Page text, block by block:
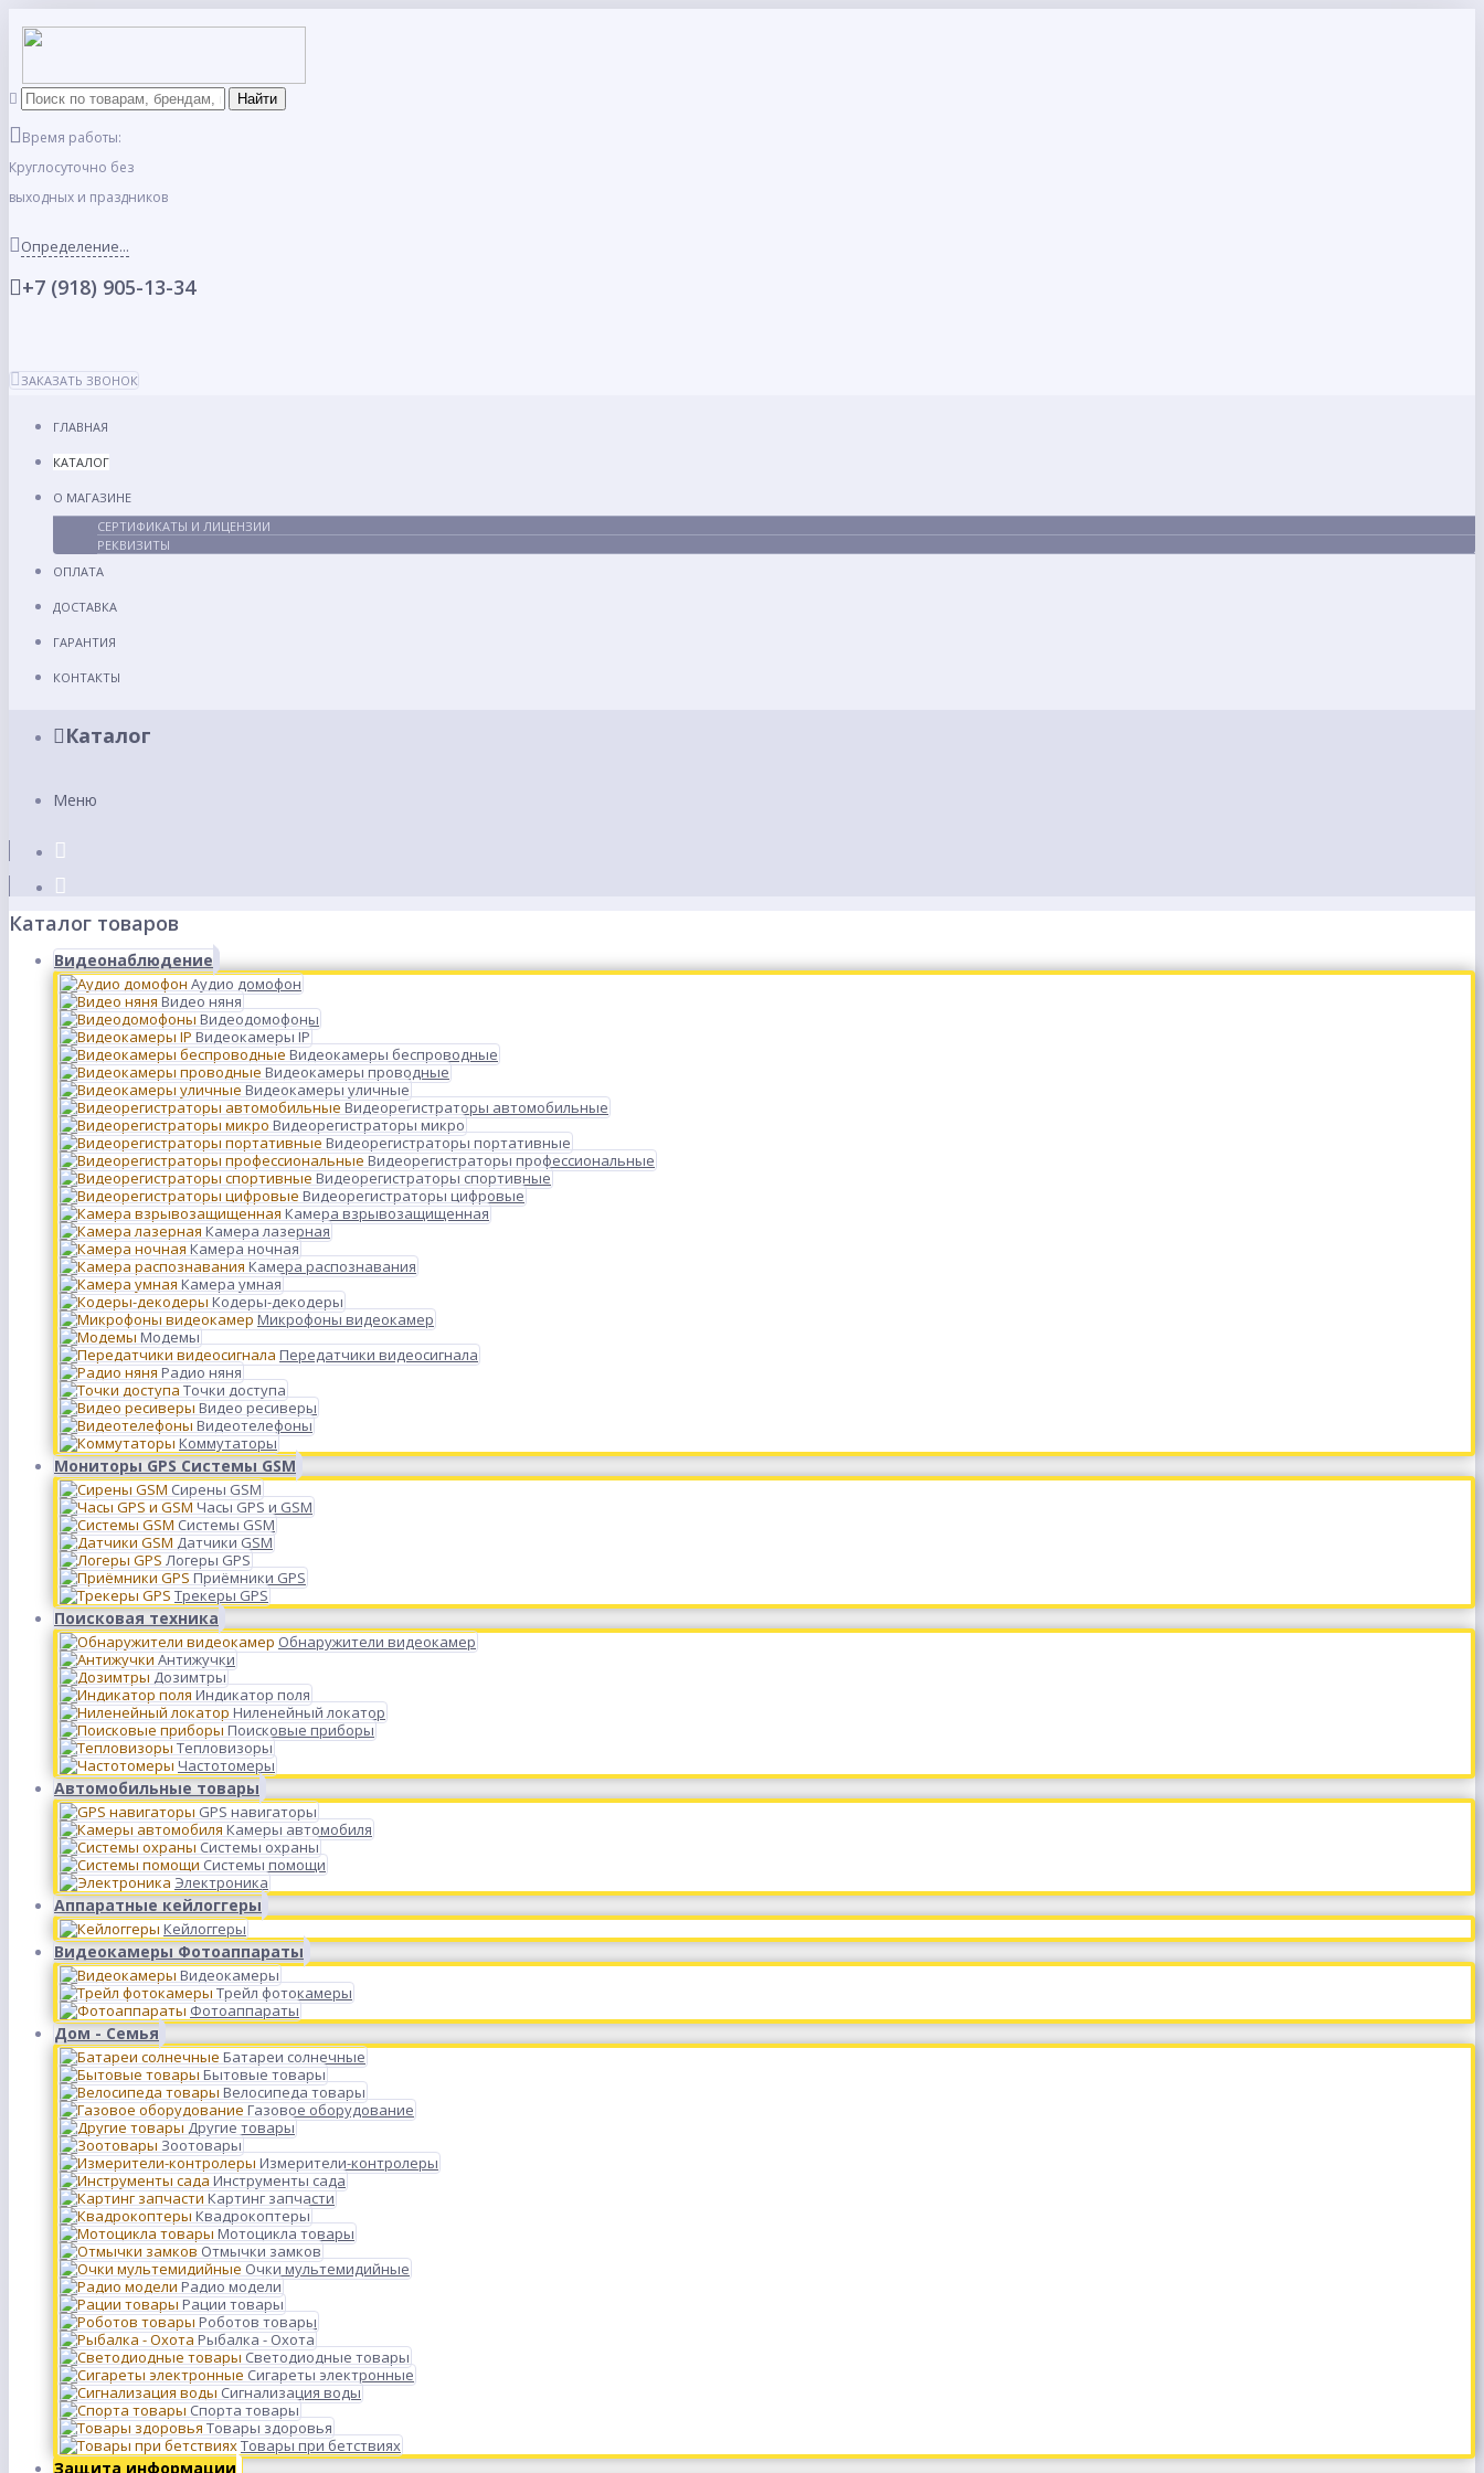
Время работы:
Круглосуточно без
выходных и праздников
Определение...
+7 (918) 905-13-34
ЗАКАЗАТЬ ЗВОНОК
ГЛАВНАЯ
КАТАЛОГ
О МАГАЗИНЕ
СЕРТИФИКАТЫ И ЛИЦЕНЗИИ
РЕКВИЗИТЫ
ОПЛАТА
ДОСТАВКА
ГАРАНТИЯ
КОНТАКТЫ
Каталог
Меню
Каталог товаров
Видеонаблюдение
Аудио домофон
Видео няня
Видеодомофоны
Видеокамеры IP
Видеокамеры беспроводные
Видеокамеры проводные
Видеокамеры уличные
Видеорегистраторы автомобильные
Видеорегистраторы микро
Видеорегистраторы портативные
Видеорегистраторы профессиональные
Видеорегистраторы спортивные
Видеорегистраторы цифровые
Камера взрывозащищенная
Камера лазерная
Камера ночная
Камера распознавания
Камера умная
Кодеры-декодеры
Микрофоны видеокамер
Модемы
Передатчики видеосигнала
Радио няня
Точки доступа
Видео ресиверы
Видеотелефоны
Коммутаторы
Мониторы GPS Системы GSM
Сирены GSM
Часы GPS и GSM
Системы GSM
Датчики GSM
Логеры GPS
Приёмники GPS
Трекеры GPS
Поисковая техника
Обнаружители видеокамер
Антижучки
Дозимтры
Индикатор поля
Ниленейный локатор
Поисковые приборы
Тепловизоры
Частотомеры
Автомобильные товары
GPS навигаторы
Камеры автомобиля
Системы охраны
Системы помощи
Электроника
Аппаратные кейлоггеры
Кейлоггеры
Видеокамеры Фотоаппараты
Видеокамеры
Трейл фотокамеры
Фотоаппараты
Дом - Семья
Батареи солнечные
Бытовые товары
Велосипеда товары
Газовое оборудование
Другие товары
Зоотовары
Измерители-контролеры
Инструменты сада
Картинг запчасти
Квадрокоптеры
Мотоцикла товары
Отмычки замков
Очки мультемидийные
Радио модели
Рации товары
Роботов товары
Рыбалка - Охота
Светодиодные товары
Сигареты электронные
Сигнализация воды
Спорта товары
Товары здоровья
Товары при бетствиях
Защита информации